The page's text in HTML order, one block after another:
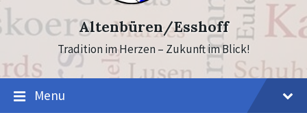
Altenbüren/Esshoff
Tradition im Herzen – Zukunft im Blick!
Menu